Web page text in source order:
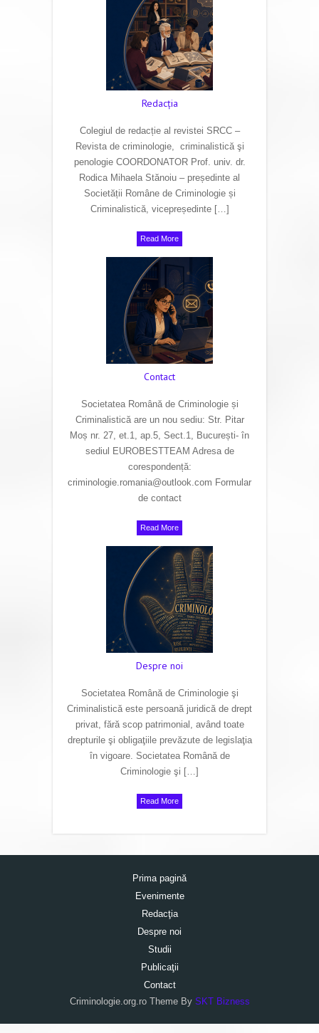
Redacţia
Colegiul de redacție al revistei SRCC –
Revista de criminologie, criminalistică şi
penologie COORDONATOR Prof. univ. dr.
Rodica Mihaela Stănoiu – președinte al
Societății Române de Criminologie și
Criminalistică, vicepreședinte […]
Read More
Contact
Societatea Română de Criminologie și
Criminalistică are un nou sediu: Str. Pitar
Moș nr. 27, et.1, ap.5, Sect.1, București- în
sediul EUROBESTTEAM Adresa de
corespondență:
criminologie.romania@outlook.com Formular
de contact
Read More
Despre noi
Societatea Română de Criminologie şi
Criminalistică este persoană juridică de drept
privat, fără scop patrimonial, având toate
drepturile şi obligaţiile prevăzute de legislaţia
în vigoare. Societatea Română de
Criminologie şi […]
Read More
Prima pagină
Evenimente
Redacţia
Despre noi
Studii
Publicaţii
Contact
Criminologie.org.ro Theme By SKT Bizness